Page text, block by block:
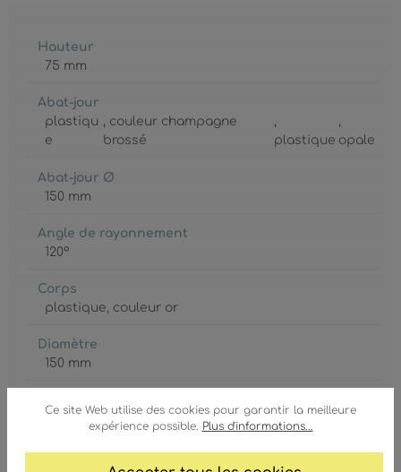
Ce site Web utilise des cookies pour garantir la meilleure
expérience possible. Plus d'informations...
Hauteur
75 mm
Abat-jour
plastiqu
e
, couleur champagne
brossé
,
plastique
,
opale
Abat-jour Ø
150 mm
Angle de rayonnement
120°
Corps
plastique, couleur or
Diamètre
150 mm
9007371528868